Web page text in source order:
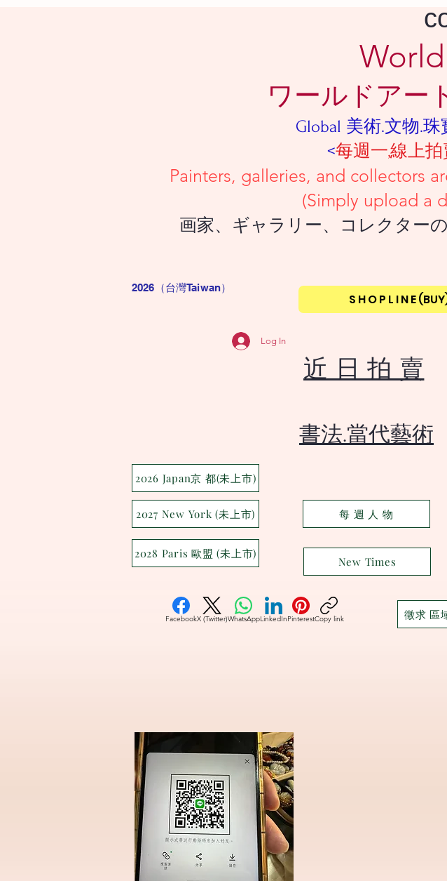
ワールドアー
Global 美術.文物.珠
<每週一,線上
Painters, galleries, and collectors are
(Simply upload a detailed
画家、ギャラリー、コレクターの皆様は
2026（台灣Taiwan）
S H O P L I N E
Log In
​近 日 拍 賣
2026 Japan京 都(未上市)
2027 New York (未上市)
2028 Paris 歐盟 (未上市)
每 週 人 物
New Times
FacebookX (Twitter)WhatsAppLinkedInPinterestCopy link 徵求 區
​書法.當代藝術